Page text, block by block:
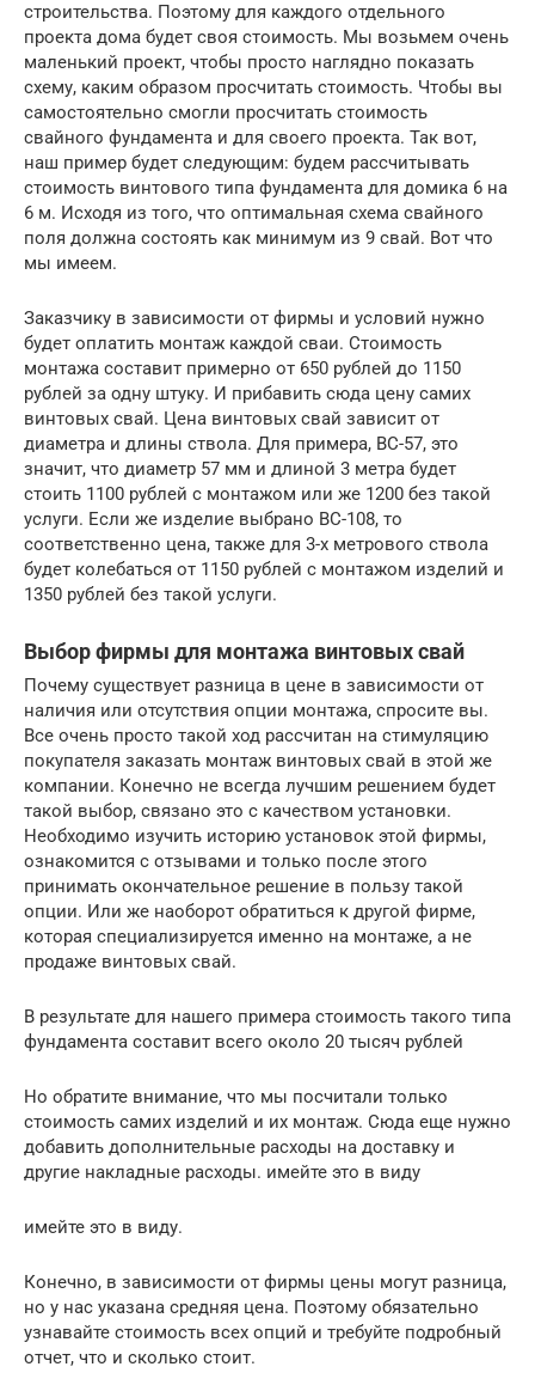
строительства. Поэтому для каждого отдельного
проекта дома будет своя стоимость. Мы возьмем очень
маленький проект, чтобы просто наглядно показать
схему, каким образом просчитать стоимость. Чтобы вы
самостоятельно смогли просчитать стоимость
свайного фундамента и для своего проекта. Так вот,
наш пример будет следующим: будем рассчитывать
стоимость винтового типа фундамента для домика 6 на
6 м. Исходя из того, что оптимальная схема свайного
поля должна состоять как минимум из 9 свай. Вот что
мы имеем.
Заказчику в зависимости от фирмы и условий нужно
будет оплатить монтаж каждой сваи. Стоимость
монтажа составит примерно от 650 рублей до 1150
рублей за одну штуку. И прибавить сюда цену самих
винтовых свай. Цена винтовых свай зависит от
диаметра и длины ствола. Для примера, BC-57, это
значит, что диаметр 57 мм и длиной 3 метра будет
стоить 1100 рублей с монтажом или же 1200 без такой
услуги. Если же изделие выбрано BC-108, то
соответственно цена, также для 3-х метрового ствола
будет колебаться от 1150 рублей с монтажом изделий и
1350 рублей без такой услуги.
Выбор фирмы для монтажа винтовых свай
Почему существует разница в цене в зависимости от
наличия или отсутствия опции монтажа, спросите вы.
Все очень просто такой ход рассчитан на стимуляцию
покупателя заказать монтаж винтовых свай в этой же
компании. Конечно не всегда лучшим решением будет
такой выбор, связано это с качеством установки.
Необходимо изучить историю установок этой фирмы,
ознакомится с отзывами и только после этого
принимать окончательное решение в пользу такой
опции. Или же наоборот обратиться к другой фирме,
которая специализируется именно на монтаже, а не
продаже винтовых свай.
В результате для нашего примера стоимость такого типа
фундамента составит всего около 20 тысяч рублей
Но обратите внимание, что мы посчитали только
стоимость самих изделий и их монтаж. Сюда еще нужно
добавить дополнительные расходы на доставку и
другие накладные расходы. имейте это в виду
имейте это в виду.
Конечно, в зависимости от фирмы цены могут разница,
но у нас указана средняя цена. Поэтому обязательно
узнавайте стоимость всех опций и требуйте подробный
отчет, что и сколько стоит.